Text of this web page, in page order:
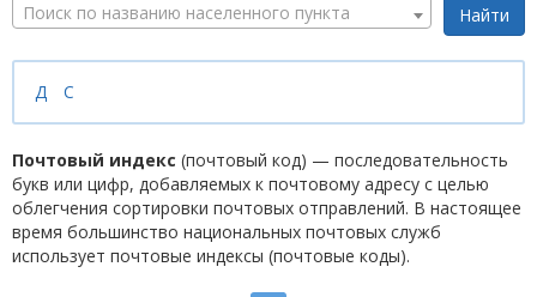
Поиск по названию населенного пункта
Д С
Почтовый индекс (почтовый код) — последовательность
букв или цифр, добавляемых к почтовому адресу с целью
облегчения сортировки почтовых отправлений. В настоящее
время большинство национальных почтовых служб
использует почтовые индексы (почтовые коды).